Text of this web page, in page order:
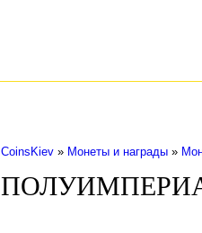
CoinsKiev » Монеты и награды »